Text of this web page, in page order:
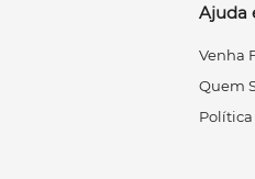
Ajuda
Venha
Quem